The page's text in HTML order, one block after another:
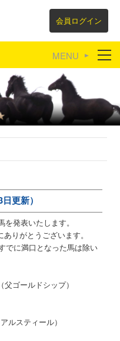
会員ログイン
介
更新）
発表いたします。
りがとうございます。
でに満口となった馬は除い
ゴールドシップ）
ルスティール）